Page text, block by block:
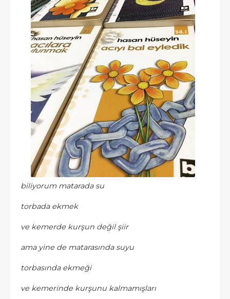
biliyorum matarada su
torbada ekmek
ve kemerde kurşun değil şiir
ama yine de matarasında suyu
torbasında ekmeği
ve kemerinde kurşunu kalmamışları